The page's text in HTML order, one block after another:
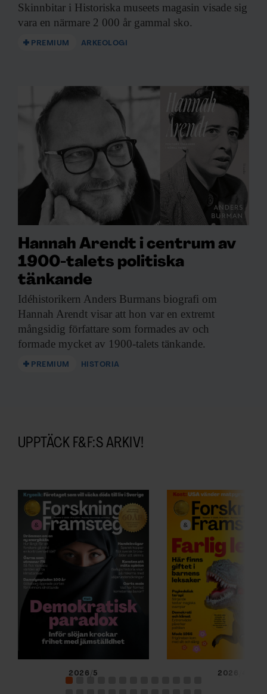
Skinnbitar i Historiska museets magasin visade sig
vara en närmare 2 000 år gammal sko.
PREMIUM ARKEOLOGI
Hannah Arendt i centrum av
1900-talets politiska
tänkande
Idéhistorikern Anders Burmans biografi om
Hannah Arendt visar att hon var en extremt
mångsidig författare som formades av och
formade mycket av 1900-talets tänkande.
PREMIUM HISTORIA
UPPTÄCK F&F:S ARKIV!
2026/5 2026/4